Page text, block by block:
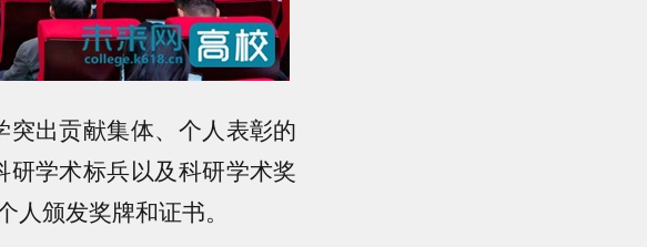
出贡献集体、个人表彰的
学术标兵以及科研学术奖
颁发奖牌和证书。